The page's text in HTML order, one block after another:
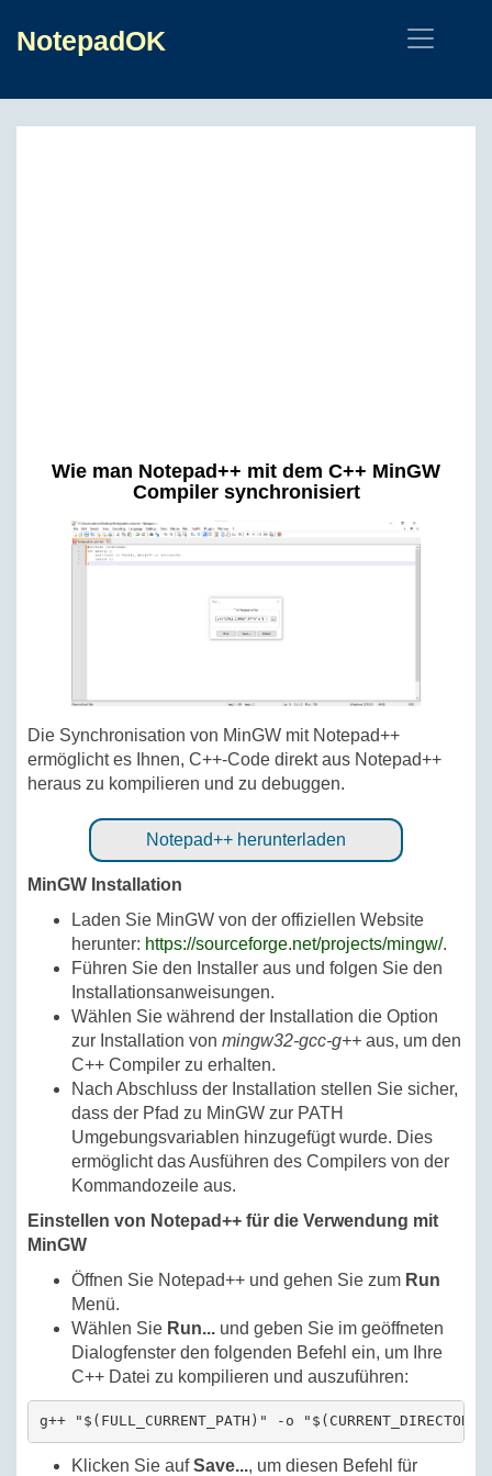
NotepadOK
Wie man Notepad++ mit dem C++ MinGW
Compiler synchronisiert
Die Synchronisation von MinGW mit Notepad++
ermöglicht es Ihnen, C++-Code direkt aus Notepad++
heraus zu kompilieren und zu debuggen.
Notepad++ herunterladen
MinGW Installation
Laden Sie MinGW von der offiziellen Website
herunter: https://sourceforge.net/projects/mingw/.
Führen Sie den Installer aus und folgen Sie den
Installationsanweisungen.
Wählen Sie während der Installation die Option
zur Installation von mingw32-gcc-g++ aus, um den
C++ Compiler zu erhalten.
Nach Abschluss der Installation stellen Sie sicher,
dass der Pfad zu MinGW zur PATH
Umgebungsvariablen hinzugefügt wurde. Dies
ermöglicht das Ausführen des Compilers von der
Kommandozeile aus.
Einstellen von Notepad++ für die Verwendung mit
MinGW
Öffnen Sie Notepad++ und gehen Sie zum Run
Menü.
Wählen Sie Run... und geben Sie im geöffneten
Dialogfenster den folgenden Befehl ein, um Ihre
C++ Datei zu kompilieren und auszuführen:
g++ "$(FULL_CURRENT_PATH)" -o
Klicken Sie aufSave..., um diesen Befehl für